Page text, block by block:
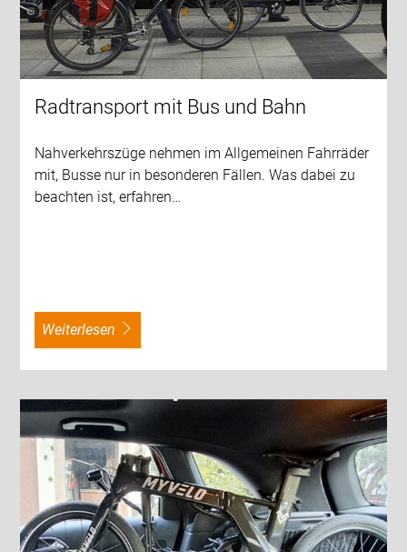
Radtransport mit Bus und Bahn
Nahverkehrszüge nehmen im Allgemeinen Fahrräder
mit, Busse nur in besonderen Fällen. Was dabei zu
beachten ist, erfahren…
weiterlesen